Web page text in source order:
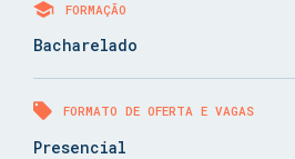
FORMAÇÃO
Bacharelado
FORMATO DE OFERTA E VAGAS
Presencial